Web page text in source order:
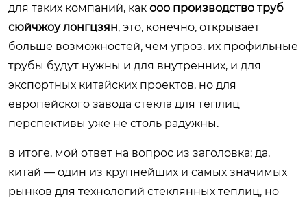
для таких компаний, как ооо производство труб
сюйчжоу лонгцзян, это, конечно, открывает
больше возможностей, чем угроз. их профильные
трубы будут нужны и для внутренних, и для
экспортных китайских проектов. но для
европейского завода стекла для теплиц
перспективы уже не столь радужны.
в итоге, мой ответ на вопрос из заголовка: да,
китай — один из крупнейших и самых значимых
рынков для технологий стеклянных теплиц, но